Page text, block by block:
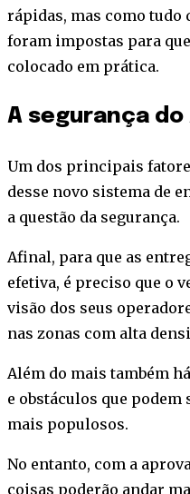
rápidas, mas como tudo
foram impostas para
colocado em prática.
A segurança do
Um dos principais
desse novo sistema de
a questão da segurança.
Afinal, para que as
efetiva, é preciso que o
visão dos seus
nas zonas com alta
Além do mais também
e obstáculos que
mais populosos.
No entanto, com a
coisas poderão andar